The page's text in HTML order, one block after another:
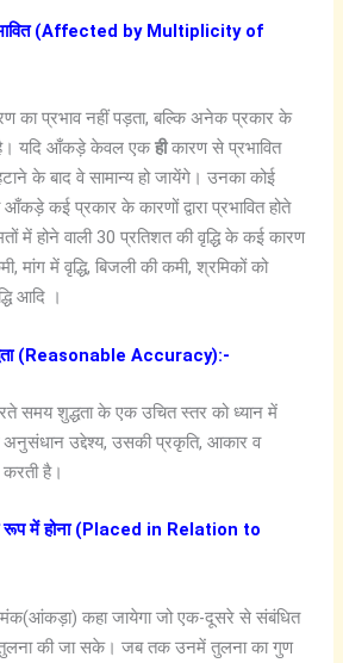
(Affected by Multiplicity of
का प्रभाव नहीं पड़ता, बल्कि अनेक प्रकार के
है। यदि आँकड़े केवल एकहीकारण से प्रभावित
के बाद वे सामान्य हो जायेंगे। उनका कोई
कई प्रकार के कारणों द्वारा प्रभावित होते
में होने वाली 30 प्रतिशत की वृद्धि के कई कारण
मांग में वृद्धि, बिजली की कमी, श्रमिकों को
आदि ।
(Reasonable Accuracy):-
समय शुद्धता के एक उचित स्तर को ध्यान में
अनुसंधान उद्देश्य, उसकी प्रकृति, आकार व
करती है।
में होना (Placed in Relation to
कहा जायेगा जो एक-दूसरे से संबंधित
तुलना की जा सके। जब तक उनमें तुलना का गुण